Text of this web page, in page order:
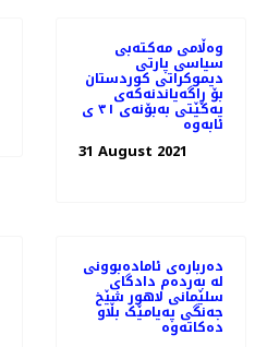
وەڵامی مەکتەبی
سیاسی پارتی
دیموکراتی کوردستان
بۆ ڕاگەیاندنەکەی
یەکێتی بەبۆنەی ٣١ ی
ئابەوە
31 August 2021
دەربارەی ئامادەبوونی
لە بەردەم دادگای
سلێمانی لاهور شێخ
جەنگی پەیامێک بڵاو
دەکاتەوە